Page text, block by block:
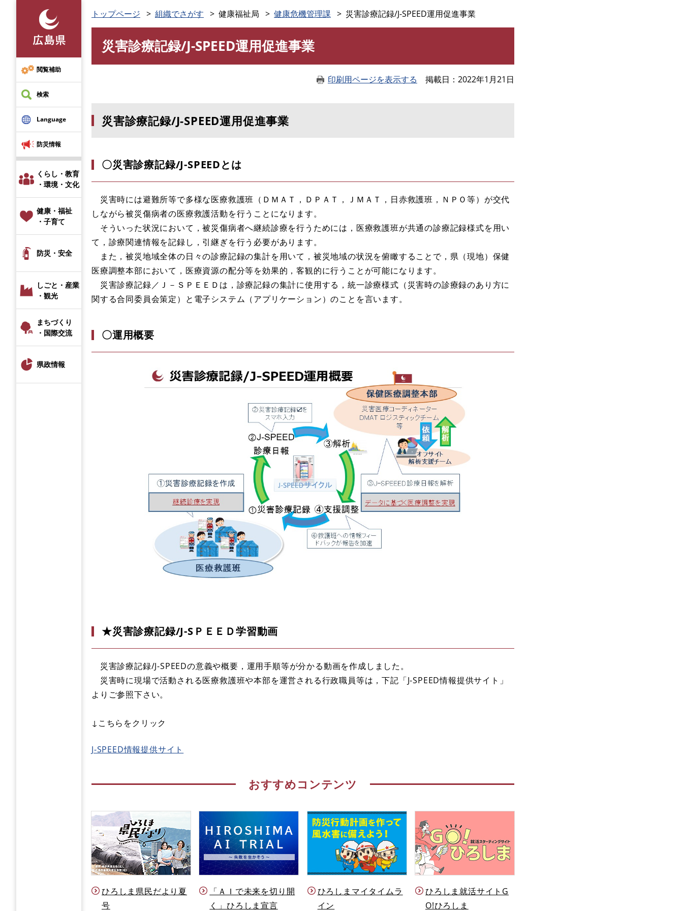
先
頭
で
す
閲覧補助
検索
Language
防災情報
くらし・教育
・環境・文化
健康・福祉
・子育て
防災・安全
しごと・産業
・観光
まちづくり
・国際交流
県政情報
トップページ 組織でさがす 健康福祉局 健康危機管理課 災害診療記録/J-SPEED運用促進事業
災害診療記録/J-SPEED運用促進事業
印刷用ページを表示する 掲載日 2022年1月21日
災害診療記録/J-SPEED運用促進事業
〇災害診療記録/J-SPEEDとは
災害時には避難所等で多様な医療救護班（ＤＭＡＴ，ＤＰＡＴ，ＪＭＡＴ，日赤救護班，ＮＰＯ等）が交代
しながら被災傷病者の医療救護活動を行うことになります。
そういった状況において，被災傷病者へ継続診療を行うためには，医療救護班が共通の診療記録様式を用い
て，診療関連情報を記録し，引継ぎを行う必要があります。
また，被災地域全体の日々の診療記録の集計を用いて，被災地域の状況を俯瞰することで，県（現地）保健
医療調整本部において，医療資源の配分等を効果的，客観的に行うことが可能になります。
災害診療記録／Ｊ－ＳＰＥＥＤは，診療記録の集計に使用する，統一診療様式（災害時の診療録のあり方に
関する合同委員会策定）と電子システム（アプリケーション）のことを言います。
〇運用概要
★災害診療記録/J-SＰＥＥＤ学習動画
災害診療記録/J-SPEEDの意義や概要，運用手順等が分かる動画を作成しました。
災害時に現場で活動される医療救護班や本部を運営される行政職員等は，下記「J-SPEED情報提供サイト」
よりご参照下さい。
↓こちらをクリック
J-SPEED情報提供サイト
おすすめコンテンツ
ひろしま県民だより夏
号
「ＡＩで未来を切り開
く」ひろしま宣言
ひろしまマイタイムラ
イン
ひろしま就活サイトG
O!ひろしま